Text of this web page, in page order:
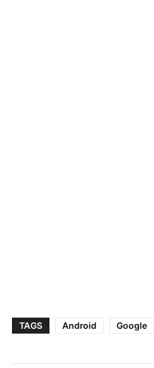
TAGS Android Google